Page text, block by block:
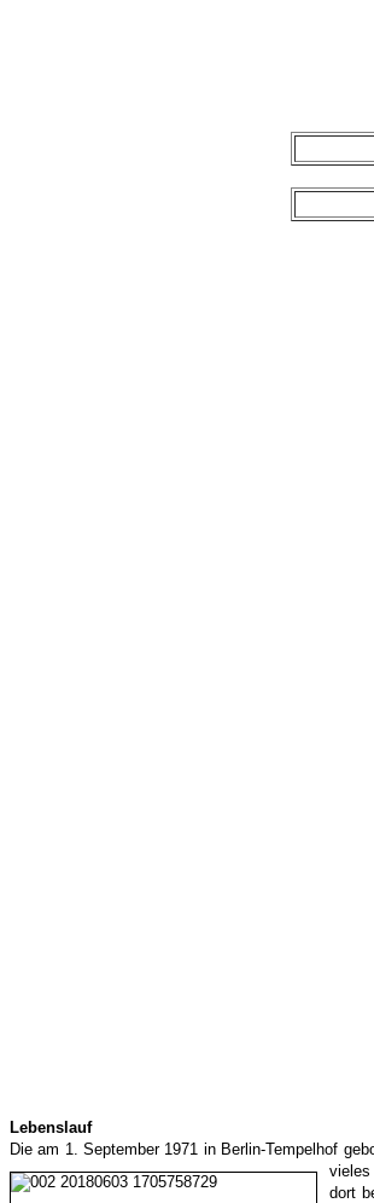
Lebenslauf
Die am 1. September 1971 in Berlin-Tempelhof
vieles
dort